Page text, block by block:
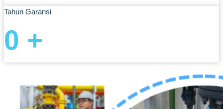
Tahun Garansi
0 +